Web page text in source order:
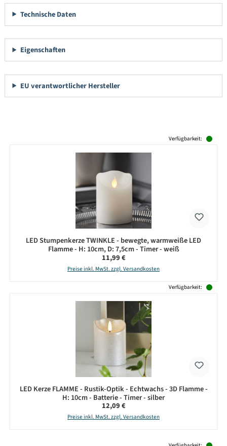
Technische Daten
Eigenschaften
EU verantwortlicher Hersteller
Verfügbarkeit:
LED Stumpenkerze TWINKLE - bewegte, warmweiße LED
Flamme - H: 10cm, D: 7,5cm - Timer - weiß
Regulärer Preis:
11,99 €
Preise inkl. MwSt. zzgl. Versandkosten
Verfügbarkeit:
LED Kerze FLAMME - Rustik-Optik - Echtwachs - 3D Flamme -
H: 10cm - Batterie - Timer - silber
Regulärer Preis:
12,09 €
Preise inkl. MwSt. zzgl. Versandkosten